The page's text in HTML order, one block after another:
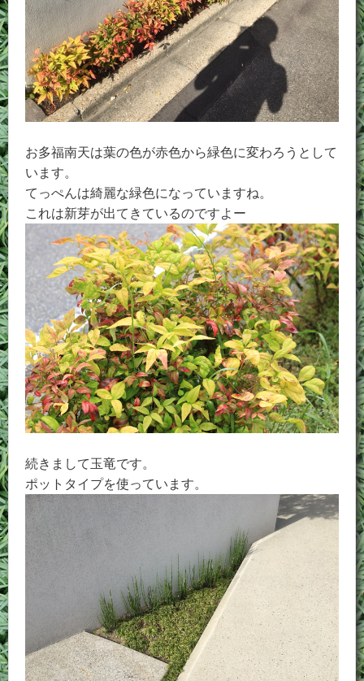
お多福南天は葉の色が赤色から緑色に変わろうとして
います。
てっぺんは綺麗な緑色になっていますね。
これは新芽が出てきているのですよー
続きまして玉竜です。
ポットタイプを使っています。